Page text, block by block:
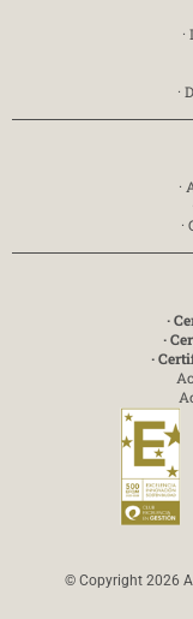
·
·
·
·
·
·
·
© Copyright 2026